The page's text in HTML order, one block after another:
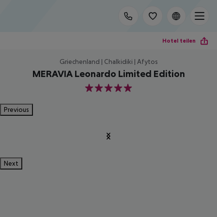
Hotel teilen
Griechenland | Chalkidiki | Afytos
MERAVIA Leonardo Limited Edition
5
Previous
Next